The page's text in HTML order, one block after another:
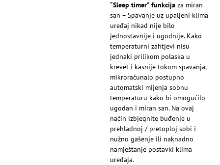
“Sleep timer” funkcija za miran
san – Spavanje uz upaljeni klima
uređaj nikad nije bilo
jednostavnije i ugodnije. Kako
temperaturni zahtjevi nisu
jednaki prilikom polaska u
krevet i kasnije tokom spavanja,
mikroračunalo postupno
automatski mijenja sobnu
temperaturu kako bi omogućilo
ugodan i miran san. Na ovaj
način izbjegnite buđenje u
prehladnoj / pretoploj sobi i
nužno gašenje ili naknadno
namještanje postavki klima
uređaja.